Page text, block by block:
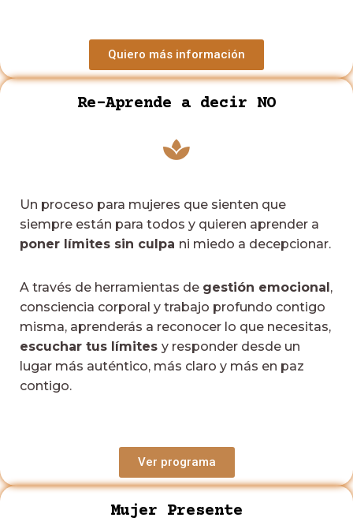
Quiero más información
Re-Aprende a decir NO
Un proceso para mujeres que sienten que
siempre están para todos y quieren aprender a
poner límites sin culpa ni miedo a decepcionar.
A través de herramientas de gestión emocional ,
consciencia corporal y trabajo profundo contigo
misma, aprenderás a reconocer lo que necesitas,
escuchar tus límites y responder desde un
lugar más auténtico, más claro y más en paz
contigo.
Ver programa
Mujer Presente